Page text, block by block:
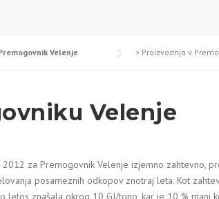
Velenje > Proizvodnja v
Velenje
za Premogovnik Velenje izjemno zahtevno,
posameznih odkopov znotraj leta. Kot
znašala okrog 10 GJ/tono, kar je 10 % manj